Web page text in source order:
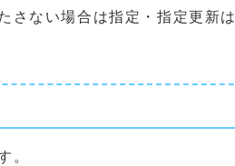
ない場合は指定・指定更新は
。